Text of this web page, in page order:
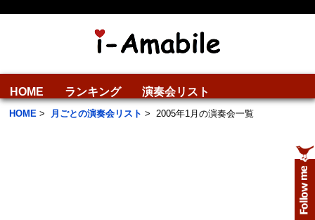
HOME ランキング 演奏会リスト
HOME > 月ごとの演奏会リスト > 2005年1月の演奏会一覧